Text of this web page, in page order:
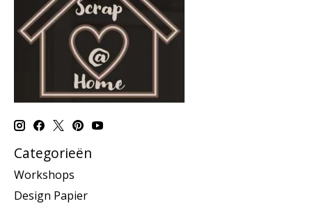
Categorieën
Workshops
Design Papier